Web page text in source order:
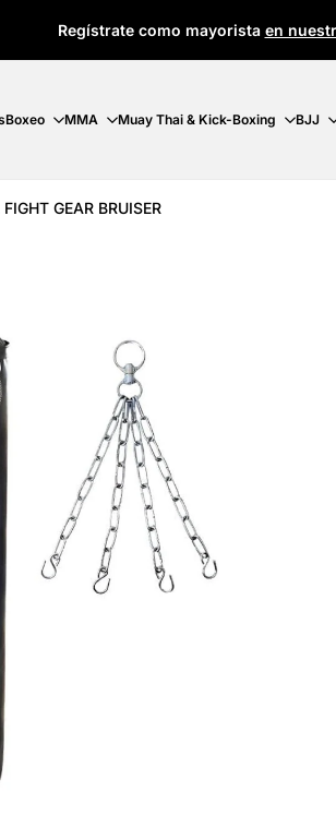
Regístrate como mayorista en
Boxeo MMA Muay Thai & Kick-Boxing BJJ
GEAR BRUISER